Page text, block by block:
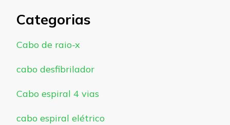
Categorias
Cabo de raio-x
cabo desfibrilador
Cabo espiral 4 vias
cabo espiral elétrico